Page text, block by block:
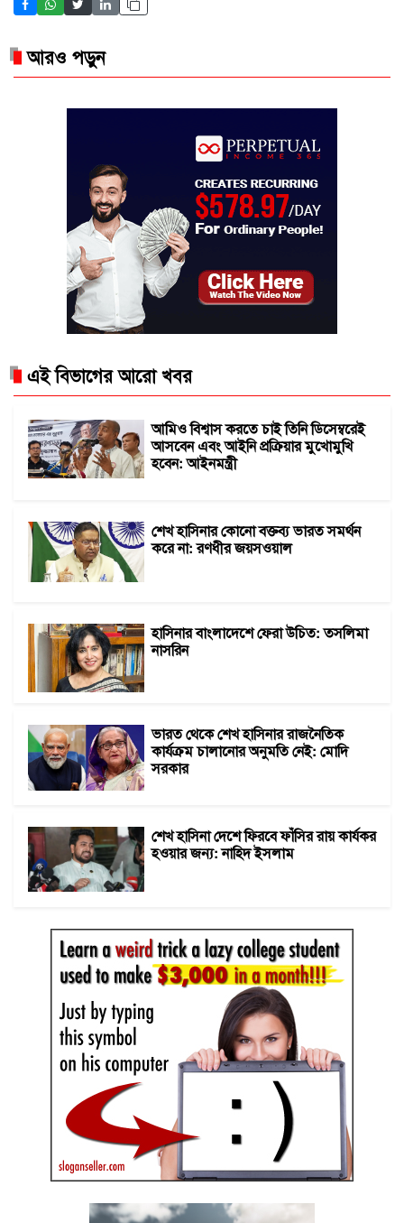
আরও পড়ুন
এই বিভাগের আরো খবর
আমিও বিশ্বাস করতে চাই তিনি ডিসেম্বরেই
আসবেন এবং আইনি প্রক্রিয়ার মুখোমুখি
হবেন: আইনমন্ত্রী
শেখ হাসিনার কোনো বক্তব্য ভারত সমর্থন
করে না: রণধীর জয়সওয়াল
হাসিনার বাংলাদেশে ফেরা উচিত: তসলিমা
নাসরিন
ভারত থেকে শেখ হাসিনার রাজনৈতিক
কার্যক্রম চালানোর অনুমতি নেই: মোদি
সরকার
শেখ হাসিনা দেশে ফিরবে ফাঁসির রায় কার্যকর
হওয়ার জন্য: নাহিদ ইসলাম